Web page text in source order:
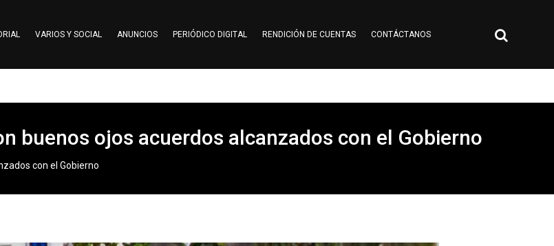
VARIOS Y SOCIAL ANUNCIOS PERIÓDICO DIGITAL RENDICIÓN DE CUENTAS CONTÁCTANOS
buenos ojos acuerdos alcanzados con el Gobierno
con el Gobierno